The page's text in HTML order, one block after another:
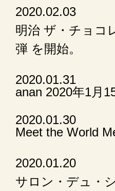
2020.02.03
明治 ザ・チョコ
弾 を開始。
2020.01.31
anan 2020年1月
2020.01.30
Meet the World
2020.01.20
サロン・デュ・